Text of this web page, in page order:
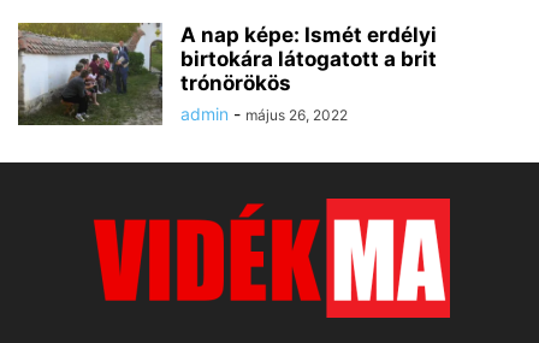
A nap képe: Ismét erdélyi
birtokára látogatott a brit
trónörökös
admin - május 26, 2022